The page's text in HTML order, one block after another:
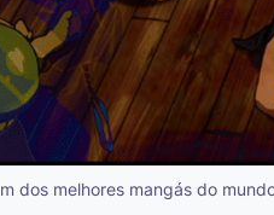
dos melhores mangás do